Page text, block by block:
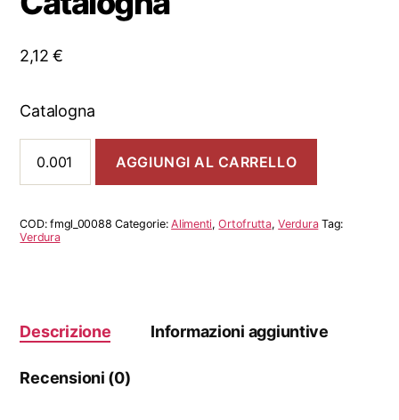
2,12€
Catalogna
quantità
AGGIUNGI AL CARRELLO
COD:fmgl_00088 Categorie:Alimenti,Ortofrutta,Verdura Tag:
Verdura
Descrizione Informazioni aggiuntive
Recensioni (0)